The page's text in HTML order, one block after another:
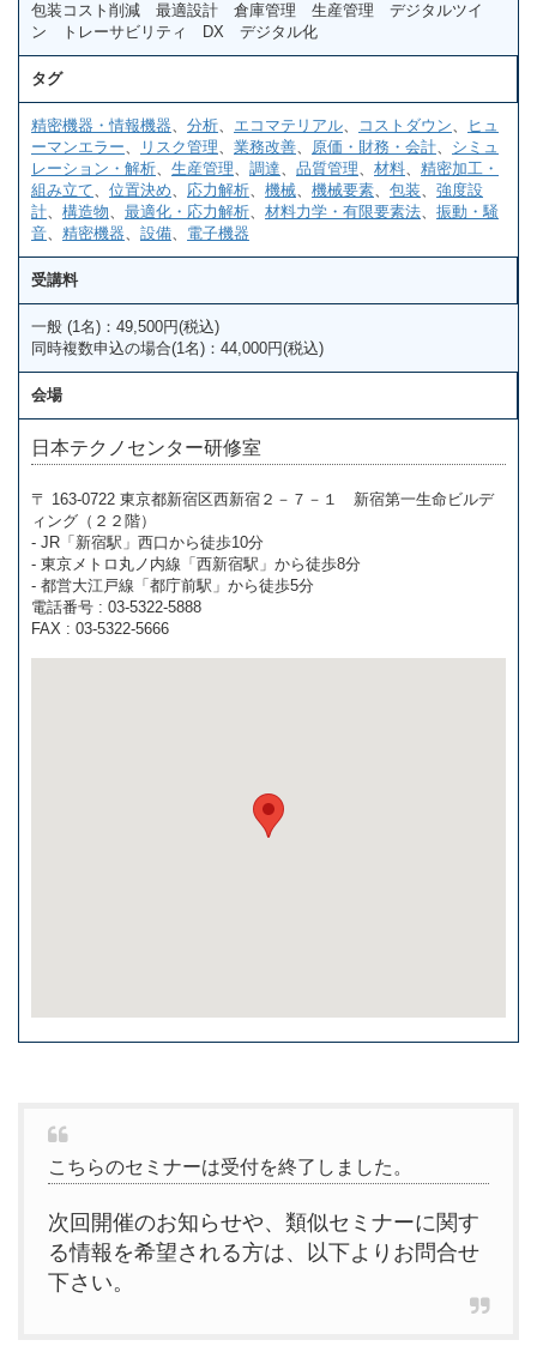
包装コスト削減 最適設計 倉庫管理 生産管理 デジタルツイ
ン トレーサビリティ DX デジタル化
タグ
精密機器・情報機器、 分析、 エコマテリアル、 コストダウン、
ヒュ
ーマンエラー、 リスク管理、 業務改善、 原価・財務・会計、 シミュ
レーション・解析、 生産管理、 調達、 品質管理、 材料、 精密加工・
組み立て、 位置決め、 応力解析、 機械、 機械要素、 包装、 強度設
計、 構造物、 最適化・応力解析、 材料力学・有限要素法、 振動・騒
音、 精密機器、 設備、 電子機器
受講料
一般 (1名)：49,500円(税込)
同時複数申込の場合(1名)：44,000円(税込)
会場
日本テクノセンター研修室
〒 163-0722 東京都新宿区西新宿２－７－１ 新宿第一生命ビルデ
ィング（２２階）
- JR「新宿駅」西口から徒歩10分
- 東京メトロ丸ノ内線「西新宿駅」から徒歩8分
- 都営大江戸線「都庁前駅」から徒歩5分
電話番号 : 03-5322-5888
FAX : 03-5322-5666
こちらのセミナーは受付を終了しました。
次回開催のお知らせや、類似セミナーに関す
る情報を希望される方は、以下よりお問合せ
下さい。